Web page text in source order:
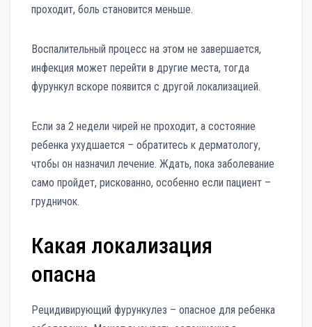
проходит, боль становится меньше.
Воспалительный процесс на этом не завершается,
инфекция может перейти в другие места, тогда
фурункул вскоре появится с другой локализацией.
Если за 2 недели чирей не проходит, а состояние
ребенка ухудшается – обратитесь к дерматологу,
чтобы он назначил лечение. Ждать, пока заболевание
само пройдет, рискованно, особенно если пациент –
грудничок.
Какая локализация
опасна
Рецидивирующий фурункулез – опасное для ребенка